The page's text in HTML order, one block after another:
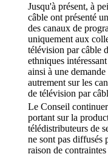
Jusqu'à présent, à
câble ont présenté
des canaux de
uniquement aux
télévision par câble
ethniques
ainsi à une
autrement sur les
de télévision par
Le Conseil
portant sur la
télédistributeurs de
ne sont pas diffusés
raison de